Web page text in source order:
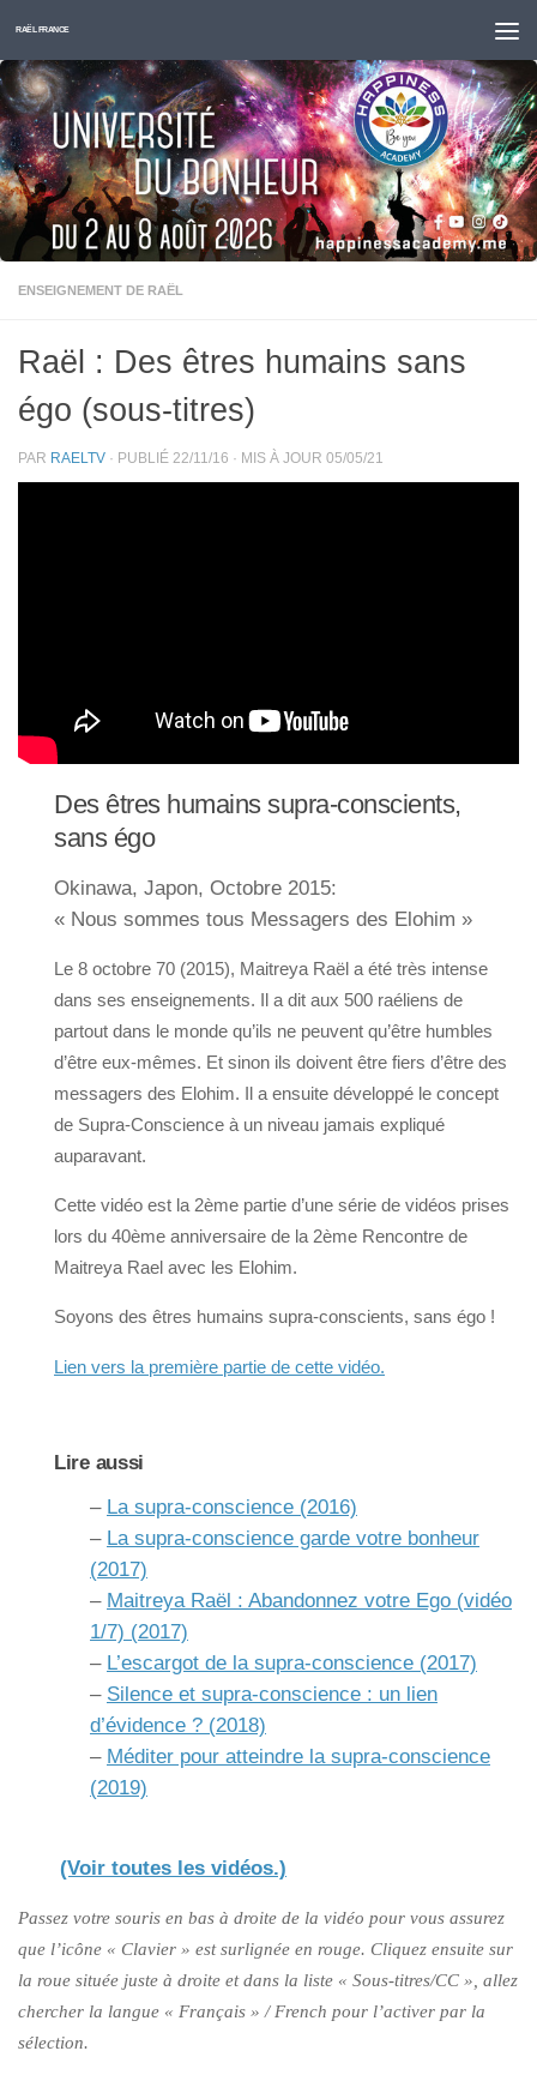
Skip to content
RAËL FRANCE
ENSEIGNEMENT DE RAËL
Raël : Des êtres humains sans
égo (sous-titres)
PAR RAELTV · PUBLIÉ 22/11/16 · MIS À JOUR 05/05/21
Des êtres humains supra-conscients,
sans égo
Okinawa, Japon, Octobre 2015:
« Nous sommes tous Messagers des Elohim »
Le 8 octobre 70 (2015), Maitreya Raël a été très intense
dans ses enseignements. Il a dit aux 500 raéliens de
partout dans le monde qu’ils ne peuvent qu’être humbles
d’être eux-mêmes. Et sinon ils doivent être fiers d’être des
messagers des Elohim. Il a ensuite développé le concept
de Supra-Conscience à un niveau jamais expliqué
auparavant.
Cette vidéo est la 2ème partie d’une série de vidéos prises
lors du 40ème anniversaire de la 2ème Rencontre de
Maitreya Rael avec les Elohim.
Soyons des êtres humains supra-conscients, sans égo !
Lien vers la première partie de cette vidéo.
Lire aussi
– La supra-conscience (2016)
– La supra-conscience garde votre bonheur
(2017)
– Maitreya Raël : Abandonnez votre Ego (vidéo
1/7) (2017)
– L’escargot de la supra-conscience (2017)
– Silence et supra-conscience : un lien
d’évidence ? (2018)
– Méditer pour atteindre la supra-conscience
(2019)
(Voir toutes les vidéos.)
Passez votre souris en bas à droite de la vidéo pour vous assurez
que l’icône « Clavier » est surlignée en rouge. Cliquez ensuite sur
la roue située juste à droite et dans la liste « Sous-titres/CC », allez
chercher la langue « Français » / French pour l’activer par la
sélection.